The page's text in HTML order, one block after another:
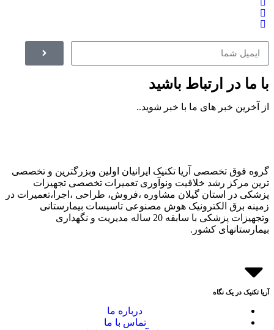
با ما در ارتباط باشید
از آخرین خبر های ما با خبر شوید..
گروه فوق تخصصی آریا تکنیک ایرانیان اولین وبزرگترین و تخصصی
ترین مرکز رشد خلاقیت ونوآوری تعمیرات تخصصی تجهیزات
پزشکی در استان گیلان مشاوره ،فروش، طراحی ،اجرا،تعمیرات در
زمینه برق الکترونیک هوش مصنوعی تاسیسات بیمارستانی
وتجهیزات پزشکی با سابقه 20 ساله مدیریت و نگهداری
بیمارستانهای کشور.
آریا تکنیک در یک نگاه
درباره ما
تماس با ما